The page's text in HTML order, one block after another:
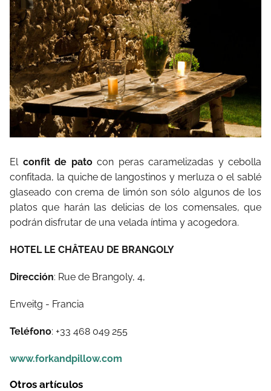
El confit de patocon peras caramelizadas y cebolla
confitada, la quiche de langostinos y merluza o el sablé
glaseado con crema de limón son sólo algunos de los
platos que harán las delicias de los comensales, que
podrán disfrutar de una velada íntima y acogedora.
HOTEL LE CHÂTEAU DE BRANGOLY
Dirección: Rue de Brangoly, 4,
Enveitg - Francia
Teléfono: +33 468 049 255
www.forkandpillow.com
Otros artículos